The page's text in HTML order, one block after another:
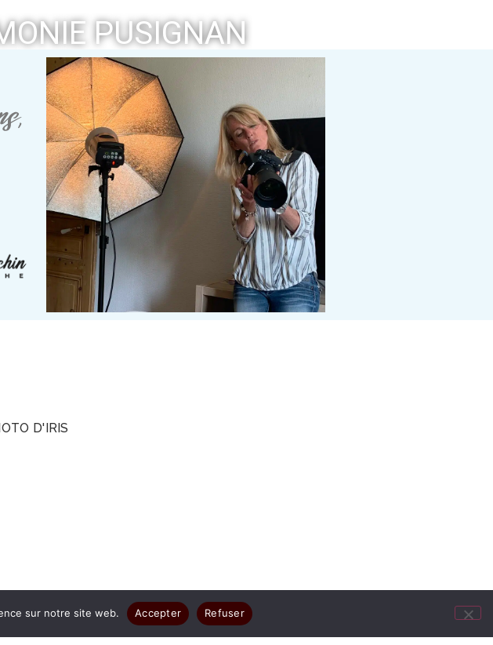
PUSIGNAN
D'IRIS
pour que vos images résument votre joie
sur notre site web. Accepter Refuser